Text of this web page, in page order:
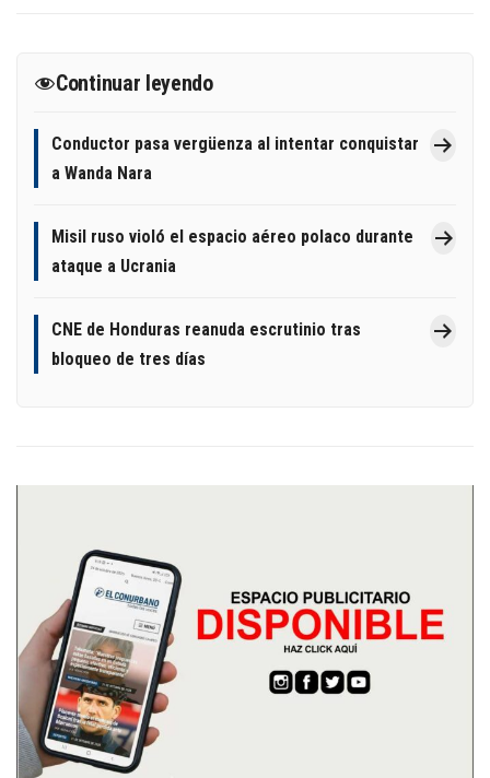
Continuar leyendo
Conductor pasa vergüenza al intentar conquistar
a Wanda Nara
Misil ruso violó el espacio aéreo polaco durante
ataque a Ucrania
CNE de Honduras reanuda escrutinio tras
bloqueo de tres días